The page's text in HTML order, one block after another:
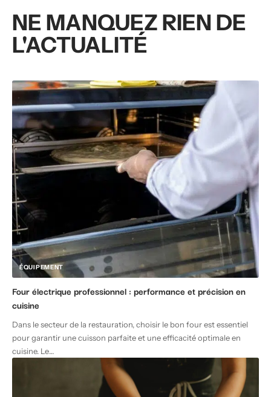
NE MANQUEZ RIEN DE
L'ACTUALITÉ
ÉQUIPEMENT
Four électrique professionnel : performance et précision en
cuisine
Dans le secteur de la restauration, choisir le bon four est essentiel
pour garantir une cuisson parfaite et une efficacité optimale en
cuisine. Le…